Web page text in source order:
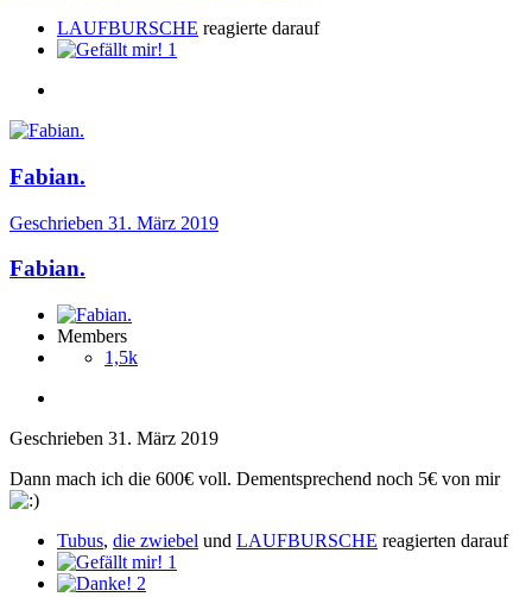
LAUFBURSCHE reagierte darauf
1
Fabian.
Geschrieben 31. März 2019
Fabian.
Members
1,5k
Geschrieben 31. März 2019
Dann mach ich die 600€ voll. Dementsprechend noch 5€ von mir
Tubus, die zwiebel und LAUFBURSCHE reagierten darauf
1
2